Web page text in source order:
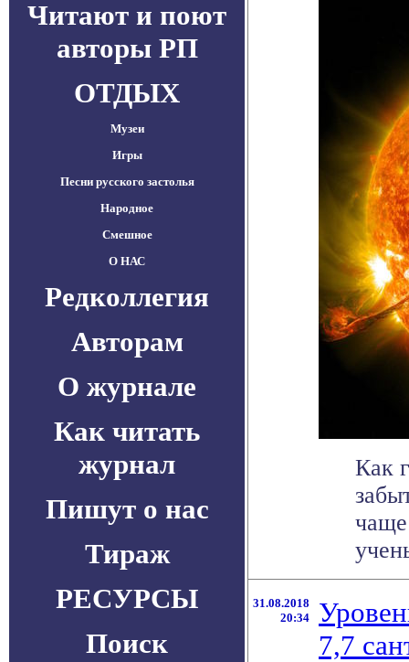
Читают и поют
авторы РП
ОТДЫХ
Музеи
Игры
Песни русского застолья
Народное
Смешное
О НАС
Редколлегия
Авторам
О журнале
Как читать
журнал
Пишут о нас
Тираж
РЕСУРСЫ
Поиск
Как
чаще
31.08.2018
20:34
7,7